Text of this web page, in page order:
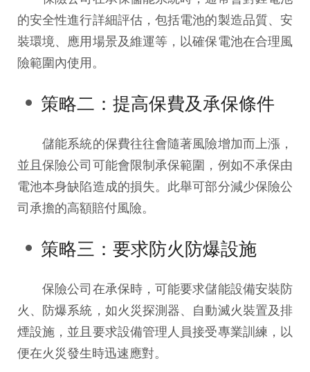
的安全性進行詳細評估，包括電池的製造品質、安
裝環境、應用場景及維運等，以確保電池在合理風
險範圍內使用。
策略二：提高保費及承保條件
儲能系統的保費往往會隨著風險增加而上漲，
並且保險公司可能會限制承保範圍，例如不承保由
電池本身缺陷造成的損失。此舉可部分減少保險公
司承擔的高額賠付風險。
策略三：要求防火防爆設施
保險公司在承保時，可能要求儲能設備安裝防
火、防爆系統，如火災探測器、自動滅火裝置及排
煙設施，並且要求設備管理人員接受專業訓練，以
便在火災發生時迅速應對。